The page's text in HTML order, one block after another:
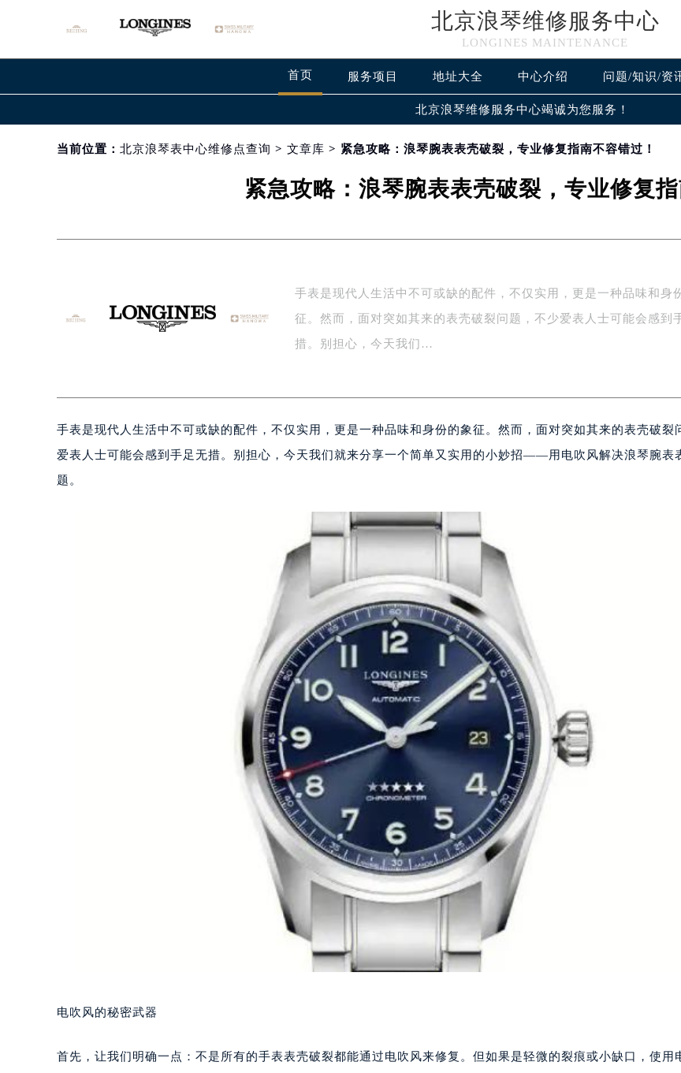
北京浪琴维修服务中心
LONGINES MAINTENANCE
首页 服务项目 地址大全 中心介绍 问题/知识/资
北京浪琴维修服务中心竭诚为您服务！
当前位置： 北京浪琴表中心维修点查询 > 文章库 > 紧急攻略：浪琴腕表表壳破裂，专业修复指南不容错过！
紧急攻略：浪琴腕表表壳破裂，专业修复指
手表是现代人生活中不可或缺的配件，不仅实用，更是一种品味和身
征。然而，面对突如其来的表壳破裂问题，不少爱表人士可能会感到
措。别担心，今天我们…
手表是现代人生活中不可或缺的配件，不仅实用，更是一种品味和身份的象征。然而，面对突如其来的表壳破裂
爱表人士可能会感到手足无措。别担心，今天我们就来分享一个简单又实用的小妙招——用电吹风解决浪琴腕表
题。
电吹风的秘密武器
首先，让我们明确一点：不是所有的手表表壳破裂都能通过电吹风来修复。但如果是轻微的裂痕或小缺口，使用